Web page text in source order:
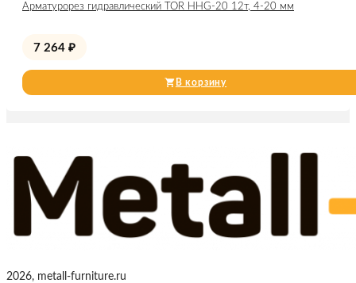
Арматурорез гидравлический TOR HHG-20 12т, 4-20 мм
7 264 ₽
В корзину
2026, metall-furniture.ru